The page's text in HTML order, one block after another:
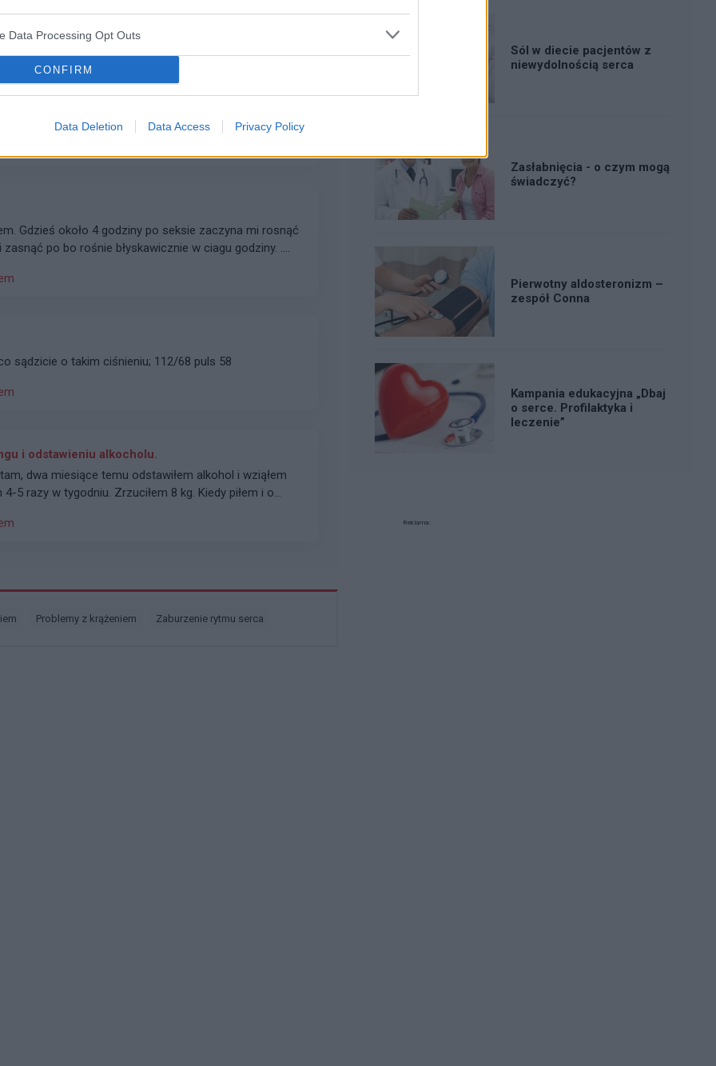
Data Processing Opt Outs
CONFIRM
Data Deletion Data Access Privacy Policy
wynik z EKG . Z góry dziękuję .
Gdzieś około 4 godziny po seksie zaczyna mi rosnąć
po bo rośnie błyskawicznie w ciagu godziny. .
Witam, mam pytanie odnośnie ciśnienia, co sądzicie o takim ciśnieniu; 112/68 puls 58
i odstawieniu alkocholu.
5 razy w tygodniu . Zrzuciłem 8 kg. Kiedy piłem i o
70 i puls 80 Czy taki spadek w szczególności
problemy z krążeniem zaburzenie rytmu serca
Sól w diecie pacjentów z
niewydolnością serca
Zasłabnięcia - o czym mogą
świadczyć?
Pierwotny aldosteronizm –
zespół Conna
Kampania edukacyjna „Dbaj
o serce. Profilaktyka i
leczenie”
Reklama: